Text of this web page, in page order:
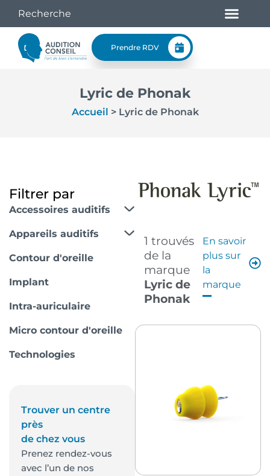
Prendre RDV
Lyric de Phonak
Accueil > Lyric de Phonak
Filtrer par
Accessoires auditifs
Appareils auditifs
Contour d'oreille
Implant
Intra-auriculaire
Micro contour d'oreille
Technologies
Trouver un centre
près
de chez vous
Prenez rendez-vous
avec l’un de nos
1 trouvés
de la
marque
Lyric de
Phonak
En savoir
plus sur
la
marque